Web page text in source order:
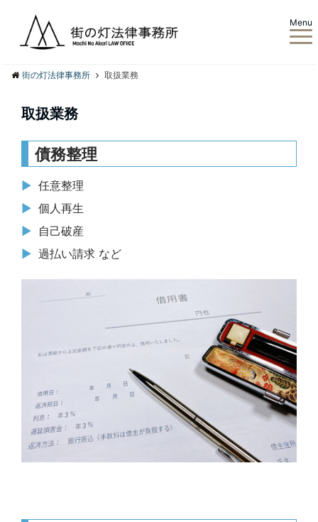
Menu
街の灯法律事務所 取扱業務
取扱業務
債務整理
任意整理
個人再生
自己破産
過払い請求 など